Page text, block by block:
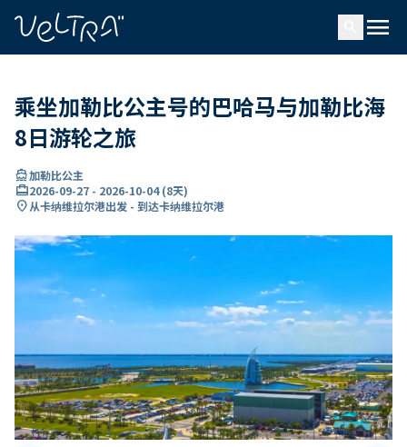
menu
乘坐加勒比公主号的巴哈马与加勒比海
8日游轮之旅
directions_boat加勒比公主
card_travel2026-09-27 - 2026-10-04(8天)
location_on从卡纳维拉尔港出发 - 到达卡纳维拉尔港